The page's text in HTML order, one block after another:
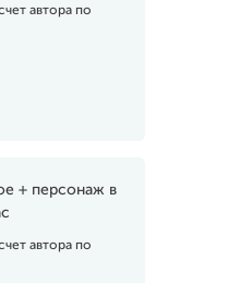
автора по
+ персонаж в
автора по